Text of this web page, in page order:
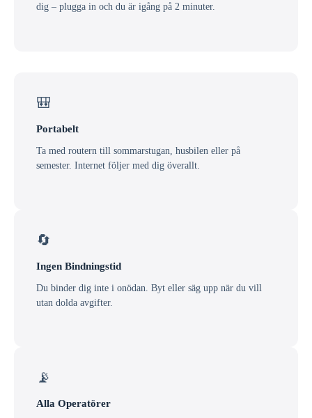
dig – plugga in och du är igång på 2 minuter.
🎒
Portabelt
Ta med routern till sommarstugan, husbilen eller på
semester. Internet följer med dig överallt.
🔄
Ingen Bindningstid
Du binder dig inte i onödan. Byt eller säg upp när du vill
utan dolda avgifter.
📡
Alla Operatörer